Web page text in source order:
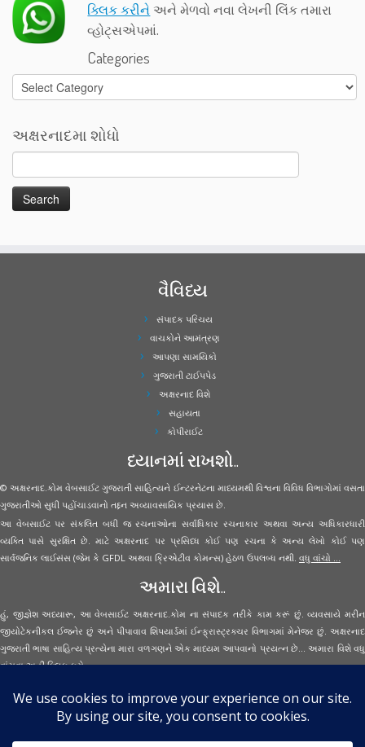
ક્લિક કરીને અને મેળવો નવા લેખની લિંક તમારા
વ્હોટ્સએપમાં.
Categories
Categories
અક્ષરનાદમા શોધો
વૈવિધ્ય
સંપાદક પરિચય
વાચકોને આમંત્રણ
આપણા સામયિકો
ગુજરાતી ટાઈપપેડ
અક્ષરનાદ વિશે
સહાયતા
કોપીરાઈટ
ધ્યાનમાં રાખશો..
© અક્ષરનાદ.કોમ વેબસાઈટ ગુજરાતી સાહિત્યને ઈન્ટરનેટના માધ્યમથી વિશ્વના વિવિધ વિભાગોમાં વસતા
ગુજરાતીઓ સુધી પહોંચાડવાનો તદ્દન અવ્યાવસાયિક પ્રયાસ છે.
આ વેબસાઈટ પર સંકલિત બધી જ રચનાઓના સર્વાધિકાર રચનાકાર અથવા અન્ય અધિકારધારી
વ્યક્તિ પાસે સુરક્ષિત છે. માટે અક્ષરનાદ પર પ્રસિધ્ધ કોઈ પણ રચના કે અન્ય લેખો કોઈ પણ
સાર્વજનિક લાઈસંસ (જેમ કે GFDL અથવા ક્રિએટીવ કોમન્સ) હેઠળ ઉપલબ્ધ નથી. વધુ વાંચો ...
અમારા વિશે..
હું, જીજ્ઞેશ અધ્યારૂ, આ વેબસાઈટ અક્ષરનાદ.કોમ ના સંપાદક તરીકે કામ કરૂં છું. વ્યવસાયે મરીન
જીયોટેકનીકલ ઈજનેર છું અને પીપાવાવ શિપયાર્ડમાં ઈન્ફ્રાસ્ટ્રક્ચર વિભાગમાં મેનેજર છું. અક્ષરનાદ
ગુજરાતી ભાષા સાહિત્ય પ્રત્યેના મારા વળગણને એક માધ્યમ આપવાનો પ્રયત્ન છે... અમારા વિશે વધુ
વાંચવાઅહીં ક્લિક કરો...
Secured Site Assurance